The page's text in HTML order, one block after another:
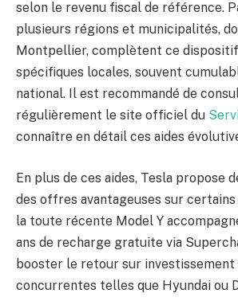
selon le revenu fiscal de référence.
plusieurs régions et municipalités,
Montpellier, complètent ce dispositif
spécifiques locales, souvent
national. Il est recommandé de
régulièrement le site officiel du
connaître en détail ces aides
En plus de ces aides, Tesla propose
des offres avantageuses sur certains
la toute récente Model Y
ans de recharge gratuite via
booster le retour sur investissement
concurrentes telles que Hyundai ou